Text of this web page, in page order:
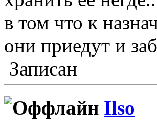
в том что к
они приедут и
Записан
Ilso